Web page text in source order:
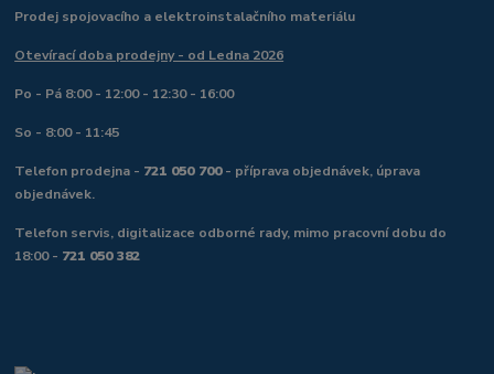
Prodej spojovacího a elektroinstalačního materiálu
Otevírací doba prodejny - od Ledna 2026
Po - Pá 8:00 - 12:00 - 12:30 - 16:00
So - 8:00 - 11:45
Telefon prodejna - 721 050 700- příprava objednávek, úprava
objednávek.
Telefon servis, digitalizace odborné rady, mimo pracovní dobu do
18:00 - 721 050 382